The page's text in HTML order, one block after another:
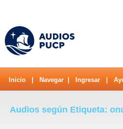
Inicio Navegar Ingresar
Audios según Etiqueta: